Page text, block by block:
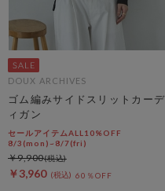
DOUX ARCHIVES
ゴム編みサイドスリットカーデ
ィガン
セールアイテムALL10%OFF
8/3(mon)~8/7(fri)
￥3,960 60％OFF
￥9,900